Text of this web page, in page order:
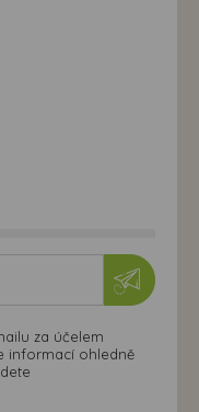
za účelem
informací ohledně